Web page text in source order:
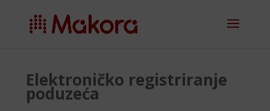
Elektroničko registriranje
poduzeća